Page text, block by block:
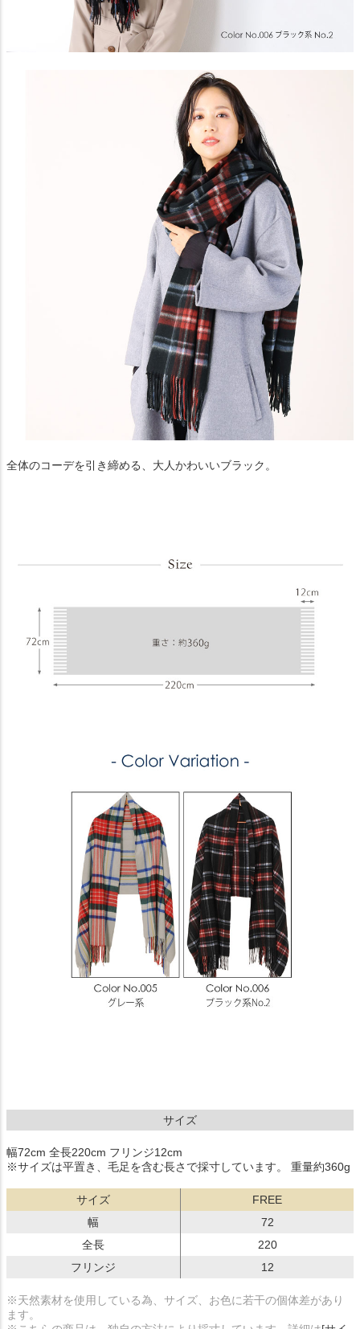
全体のコーデを引き締める、大人かわいいブラック。
サイズ
幅72cm 全長220cm フリンジ12cm
※サイズは平置き、毛足を含む長さで採寸しています。 重量約360g
サイズ
FREE
幅
72
全長
220
フリンジ
12
※天然素材を使用している為、サイズ、お色に若干の個体差があり
ます。